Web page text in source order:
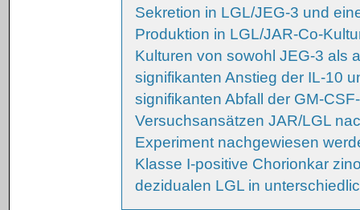
Sekretion in LGL/JEG-3 und
Produktion in LGL/JAR-Co-
Kulturen von sowohl JEG-3 als
signifikanten Anstieg der IL-10
signifikanten Abfall der GM-
Versuchsansätzen JAR/LGL
Experiment nachgewiesen
Klasse I-positive Chorionkar
dezidualen LGL in